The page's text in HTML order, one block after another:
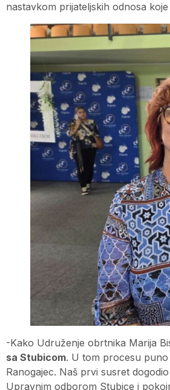
nastavkom prijateljskih odnosa
-Kako Udruženje obrtnika Marija
sa Stubicom. U tom procesu
Ranogajec. Naš prvi susret
Upravnim odborom Stubice i